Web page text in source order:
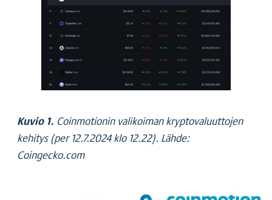
Kuvio 1. Coinmotionin valikoiman kryptovaluuttojen
kehitys (per 12.7.2024 klo 12.22). Lähde:
Coingecko.com